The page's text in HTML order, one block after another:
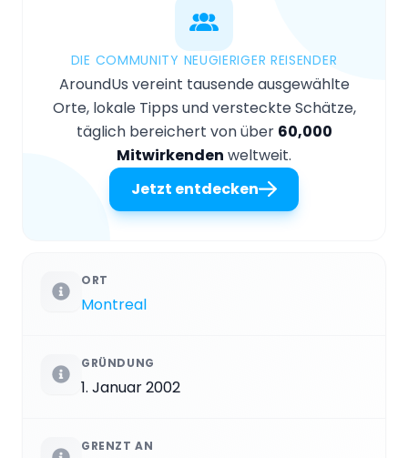
DIE COMMUNITY NEUGIERIGER REISENDER
AroundUs vereint tausende ausgewählte
Orte, lokale Tipps und versteckte Schätze,
täglich bereichert von über 60,000
Mitwirkenden weltweit.
Jetzt entdecken
ORT
Montreal
GRÜNDUNG
1. Januar 2002
GRENZT AN